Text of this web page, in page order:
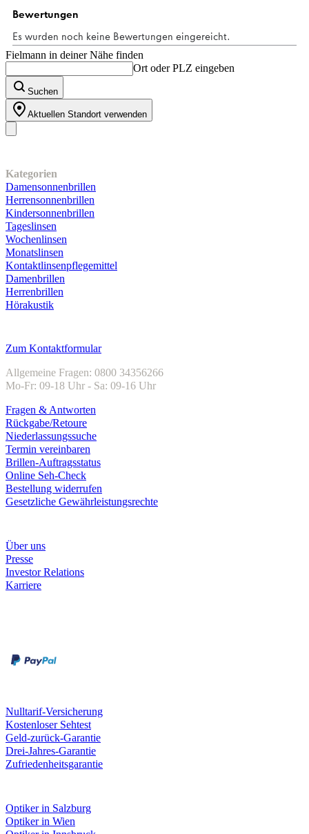
Fielmann in deiner Nähe finden
Ort oder PLZ eingeben
Suchen
Aktuellen Standort verwenden
Kategorien
Damensonnenbrillen
Herrensonnenbrillen
Kindersonnenbrillen
Tageslinsen
Wochenlinsen
Monatslinsen
Kontaktlinsenpflegemittel
Damenbrillen
Herrenbrillen
Hörakustik
Zum Kontaktformular
Allgemeine Fragen: 0800 34356266
Mo-Fr: 09-18 Uhr - Sa: 09-16 Uhr
Fragen & Antworten
Rückgabe/Retoure
Niederlassungssuche
Termin vereinbaren
Brillen-Auftragsstatus
Online Seh-Check
Bestellung widerrufen
Gesetzliche Gewährleistungsrechte
Über uns
Presse
Investor Relations
Karriere
Nulltarif-Versicherung
Kostenloser Sehtest
Geld-zurück-Garantie
Drei-Jahres-Garantie
Zufriedenheitsgarantie
Optiker in Salzburg
Optiker in Wien